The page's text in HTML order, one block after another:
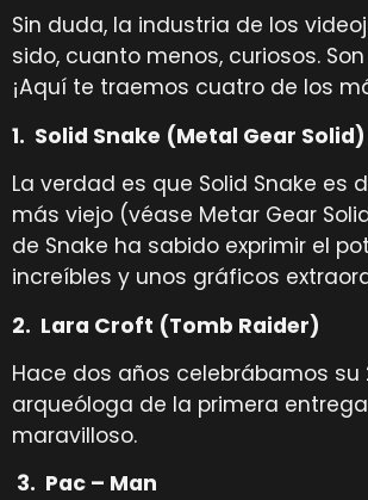
Sin duda, la industria de los
sido, cuanto menos, curiosos.
¡Aquí te traemos cuatro de los
1. Solid Snake (Metal Gear Solid)
La verdad es que Solid Snake
más viejo (véase Metar Gear
de Snake ha sabido exprimir el
increíbles y unos gráficos
2. Lara Croft (Tomb Raider)
Hace dos años celebrábamos
arqueóloga de la primera
maravilloso.
3. Pac – Man